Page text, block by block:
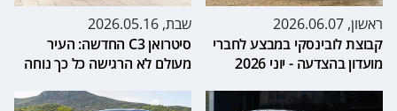
ראשון, 2026.06.07
קבוצת לובינסקי במבצע לחברי
מועדון בהצדעה - יוני 2026
שבת, 2026.05.16
סיטרואן C3 החדשה: העיר
מעולם לא הרגישה כל כך נוחה